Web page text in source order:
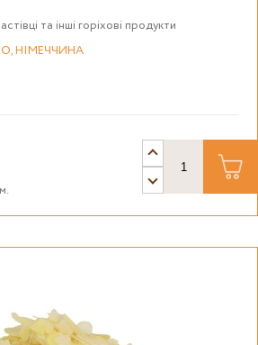
та інші горіхові продукти
НІМЕЧЧИНА